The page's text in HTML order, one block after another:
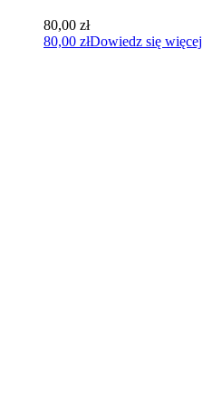
80,00 zł
80,00 złDowiedz się więcej